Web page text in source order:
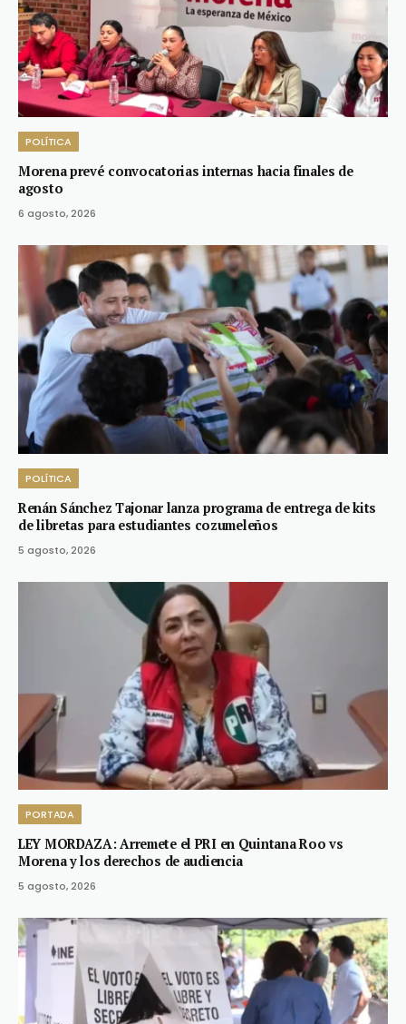
POLÍTICA
Morena prevé convocatorias internas hacia finales de
agosto
6 agosto, 2026
POLÍTICA
Renán Sánchez Tajonar lanza programa de entrega de kits
de libretas para estudiantes cozumeleños
5 agosto, 2026
PORTADA
LEY MORDAZA: Arremete el PRI en Quintana Roo vs
Morena y los derechos de audiencia
5 agosto, 2026